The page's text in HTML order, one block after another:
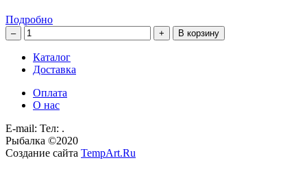
Подробно
В корзину
Каталог
Доставка
Оплата
О нас
E-mail: Тел: .
Рыбалка ©2020
Создание сайта TempArt.Ru